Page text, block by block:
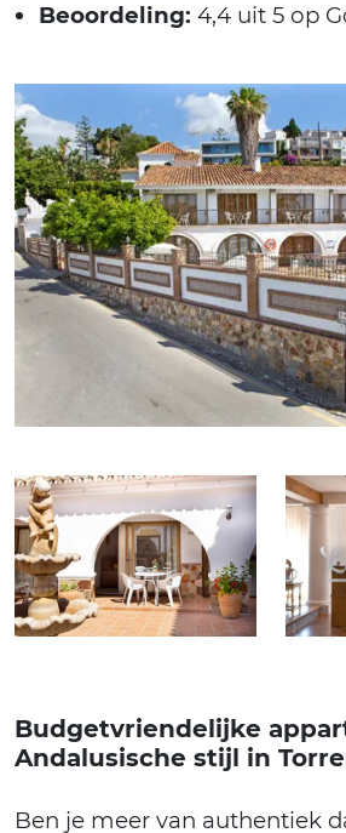
Beoordeling: 4,4 uit 5 op
Budgetvriendelijke
Andalusische stijl in
Ben je meer van authentiek